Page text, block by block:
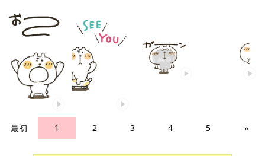
最初 1 2 3 4 5 »